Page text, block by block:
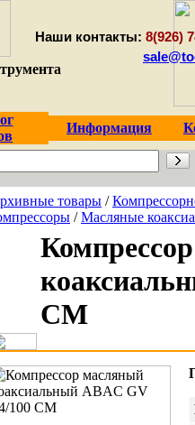
Наши контакты: 8(926)
Информация
товары /
/Масляные
CM